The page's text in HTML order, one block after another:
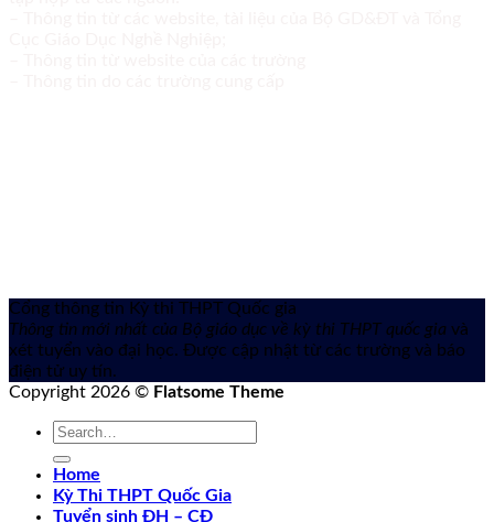
Cổng thông tin Kỳ thi THPT Quốc gia
Thông tin mới nhất của Bộ giáo dục về kỳ thi THPT quốc gia và
xét tuyển vào đại học. Được cập nhật từ các trường và báo
điện tử uy tín.
Copyright 2026 © Flatsome Theme
Home
Kỳ Thi THPT Quốc Gia
Tuyển sinh ĐH – CĐ